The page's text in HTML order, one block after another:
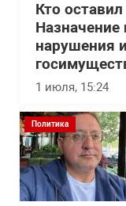
Кто
нарушения
1 июля, 15:24
Политика